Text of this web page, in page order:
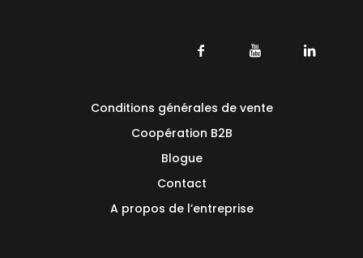
Conditions générales de vente
Coopération B2B
Blogue
Contact
A propos de l’entreprise